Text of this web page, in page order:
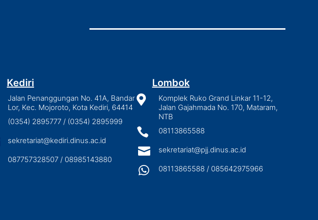
Kediri
Jalan Penanggungan No. 41A, Bandar
Lor, Kec. Mojoroto, Kota Kediri, 64414
(0354) 2895777 / (0354) 2895999
sekretariat@kediri.dinus.ac.id
087757328507 / 08985143880
Lombok

Komplek Ruko Grand Linkar 11-12,
Jalan Gajahmada No. 170, Mataram,
NTB
 08113865588
 sekretariat@pjj.dinus.ac.id
 08113865588 / 085642975966